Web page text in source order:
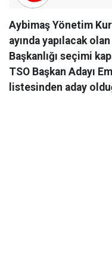
Aybimaş Yönetim
ayında yapılacak
Başkanlığı seçimi
TSO Başkan Adayı
listesinden aday